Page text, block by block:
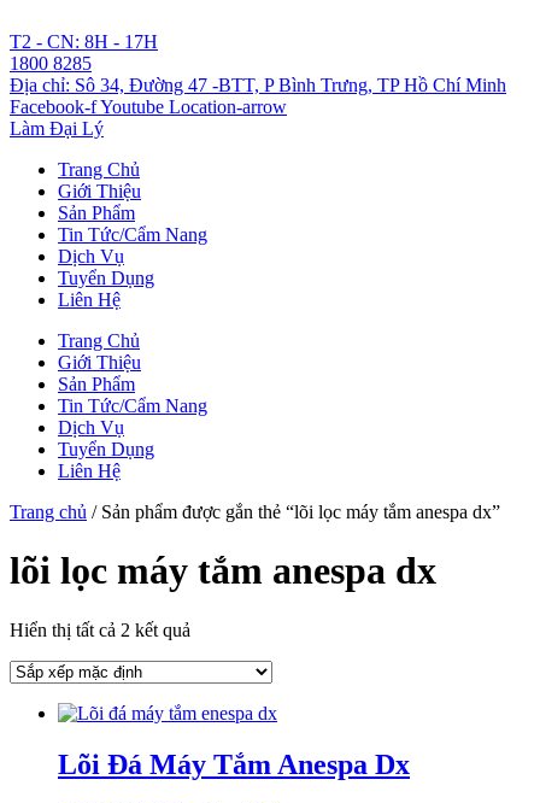
đến
nội
dung
T2 - CN: 8H - 17H
1800 8285
Địa chỉ: Sô 34, Đường 47 -BTT, P Bình Trưng, TP Hồ Chí Minh
Facebook-fYoutube Location-arrow
Làm Đại Lý
Trang Chủ
Giới Thiệu
Sản Phẩm
Tin Tức/Cẩm Nang
Dịch Vụ
Tuyển Dụng
Liên Hệ
Trang Chủ
Giới Thiệu
Sản Phẩm
Tin Tức/Cẩm Nang
Dịch Vụ
Tuyển Dụng
Liên Hệ
Trang chủ / Sản phẩm được gắn thẻ “lõi lọc máy tắm anespa dx”
lõi lọc máy tắm anespa dx
Hiển thị tất cả 2 kết quả
Lõi Đá Máy Tắm Anespa Dx